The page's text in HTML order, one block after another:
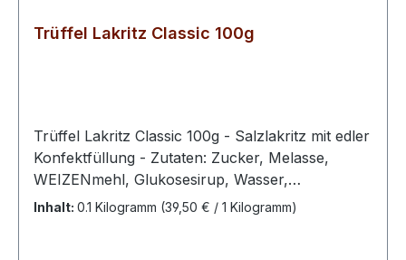
Trüffel Lakritz Classic 100g
Trüffel Lakritz Classic 100g - Salzlakritz mit edler
Konfektfüllung - Zutaten: Zucker, Melasse,
WEIZENmehl, Glukosesirup, Wasser,
Süßholzwurzelextrakt, Salmiaksalz, modifizierte
Inhalt: 0.1 Kilogramm (39,50 € / 1 Kilogramm)